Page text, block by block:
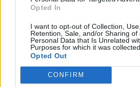
Opted In
I want to opt-out of Collection, Use,
Retention, Sale, and/or Sharing of
Personal Data that Is Unrelated
Purposes for which it was collected.
Opted Out
CONFIRM
00:31
το γλυκό αίμα, αλλά οι χημικές
00:31
Σητεία: Πυρκαγιά στα Αχλάδια -
φλόγες (Βίντεο)